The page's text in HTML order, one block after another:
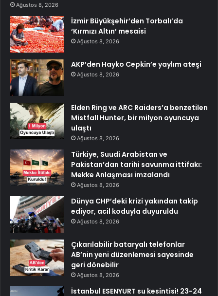
Ağustos 8, 2026
İzmir Büyükşehir’den Torbalı’da
‘Kırmızı Altın’ mesaisi
Ağustos 8, 2026
AKP’den Hayko Cepkin’e yaylım ateşi
Ağustos 8, 2026
Elden Ring ve ARC Raiders’a benzetilen
Mistfall Hunter, bir milyon oyuncuya
ulaştı
Ağustos 8, 2026
Türkiye, Suudi Arabistan ve
Pakistan’dan tarihi savunma ittifakı:
Mekke Anlaşması imzalandı
Ağustos 8, 2026
Dünya CHP’deki krizi yakından takip
ediyor, acil koduyla duyuruldu
Ağustos 8, 2026
Çıkarılabilir bataryalı telefonlar
AB’nin yeni düzenlemesi sayesinde
geri dönebilir
Ağustos 8, 2026
İstanbul ESENYURT su kesintisi! 23-24